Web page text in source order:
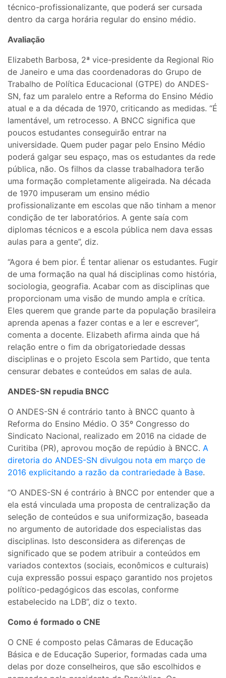
técnico-profissionalizante, que poderá ser cursada
dentro da carga horária regular do ensino médio.
Avaliação
Elizabeth Barbosa, 2ª vice-presidente da Regional Rio
de Janeiro e uma das coordenadoras do Grupo de
Trabalho de Política Educacional (GTPE) do ANDES-
SN, faz um paralelo entre a Reforma do Ensino Médio
atual e a da década de 1970, criticando as medidas. “É
lamentável, um retrocesso. A BNCC significa que
poucos estudantes conseguirão entrar na
universidade. Quem puder pagar pelo Ensino Médio
poderá galgar seu espaço, mas os estudantes da rede
pública, não. Os filhos da classe trabalhadora terão
uma formação completamente aligeirada. Na década
de 1970 impuseram um ensino médio
profissionalizante em escolas que não tinham a menor
condição de ter laboratórios. A gente saía com
diplomas técnicos e a escola pública nem dava essas
aulas para a gente”, diz.
“Agora é bem pior. É tentar alienar os estudantes. Fugir
de uma formação na qual há disciplinas como história,
sociologia, geografia. Acabar com as disciplinas que
proporcionam uma visão de mundo ampla e crítica.
Eles querem que grande parte da população brasileira
aprenda apenas a fazer contas e a ler e escrever”,
comenta a docente. Elizabeth afirma ainda que há
relação entre o fim da obrigatoriedade dessas
disciplinas e o projeto Escola sem Partido, que tenta
censurar debates e conteúdos em salas de aula.
ANDES-SN repudia BNCC
O ANDES-SN é contrário tanto à BNCC quanto à
Reforma do Ensino Médio. O 35º Congresso do
Sindicato Nacional, realizado em 2016 na cidade de
Curitiba (PR), aprovou moção de repúdio à BNCC. A
diretoria do ANDES-SN divulgou nota em março de
2016 explicitando a razão da contrariedade à Base.
“O ANDES-SN é contrário à BNCC por entender que a
ela está vinculada uma proposta de centralização da
seleção de conteúdos e sua uniformização, baseada
no argumento de autoridade dos especialistas das
disciplinas. Isto desconsidera as diferenças de
significado que se podem atribuir a conteúdos em
variados contextos (sociais, econômicos e culturais)
cuja expressão possui espaço garantido nos projetos
político-pedagógicos das escolas, conforme
estabelecido na LDB”, diz o texto.
Como é formado o CNE
O CNE é composto pelas Câmaras de Educação
Básica e de Educação Superior, formadas cada uma
delas por doze conselheiros, que são escolhidos e